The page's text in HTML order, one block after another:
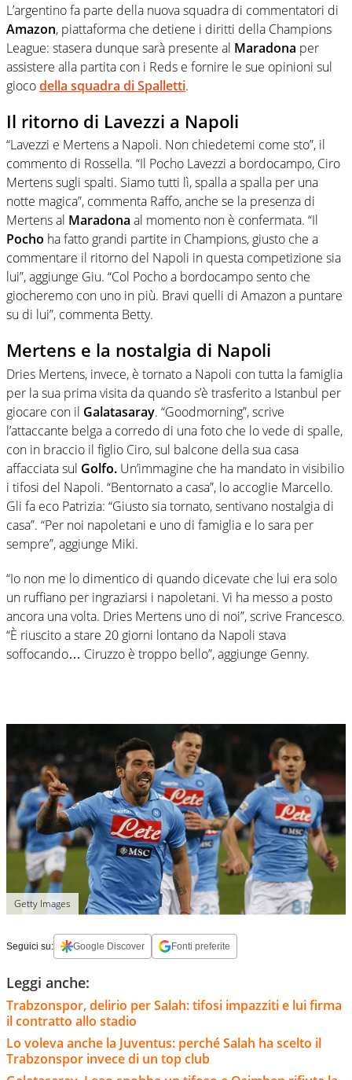
L’argentino fa parte della nuova squadra di commentatori di
Amazon, piattaforma che detiene i diritti della Champions
League: stasera dunque sarà presente al Maradona per
assistere alla partita con i Reds e fornire le sue opinioni sul
giocodella squadra di Spalletti.
Il ritorno di Lavezzi a Napoli
“Lavezzi e Mertens a Napoli. Non chiedetemi come sto”, il
commento di Rossella. “Il Pocho Lavezzi a bordocampo, Ciro
Mertens sugli spalti. Siamo tutti lì, spalla a spalla per una
notte magica”, commenta Raffo, anche se la presenza di
Mertens al Maradona al momento non è confermata. “Il
Pocho ha fatto grandi partite in Champions, giusto che a
commentare il ritorno del Napoli in questa competizione sia
lui”, aggiunge Giu. “Col Pocho a bordocampo sento che
giocheremo con uno in più. Bravi quelli di Amazon a puntare
su di lui”, commenta Betty.
Mertens e la nostalgia di Napoli
Dries Mertens, invece, è tornato a Napoli con tutta la famiglia
per la sua prima visita da quando s’è trasferito a Istanbul per
giocare con il Galatasaray. “Goodmorning”, scrive
l’attaccante belga a corredo di una foto che lo vede di spalle,
con in braccio il figlio Ciro, sul balcone della sua casa
affacciata sul Golfo. Un’immagine che ha mandato in visibilio
i tifosi del Napoli. “Bentornato a casa”, lo accoglie Marcello.
Gli fa eco Patrizia: “Giusto sia tornato, sentivano nostalgia di
casa”. “Per noi napoletani e uno di famiglia e lo sara per
sempre”, aggiunge Miki.
“Io non me lo dimentico di quando dicevate che lui era solo
un ruffiano per ingraziarsi i napoletani. Vi ha messo a posto
ancora una volta. Dries Mertens uno di noi”, scrive Francesco.
“È riuscito a stare 20 giorni lontano da Napoli stava
soffocando… Ciruzzo è troppo bello”, aggiunge Genny.
Getty Images
Seguici su: Google Discover Fonti preferite
Leggi anche:
Trabzonspor, delirio per Salah: tifosi impazziti e lui firma
il contratto allo stadio
Lo voleva anche la Juventus: perché Salah ha scelto il
Trabzonspor invece di un top club